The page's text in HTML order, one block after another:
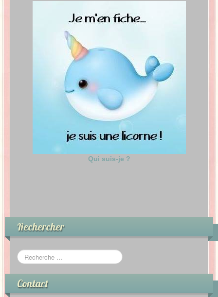
Qui suis-je ?
Rechercher
Contact